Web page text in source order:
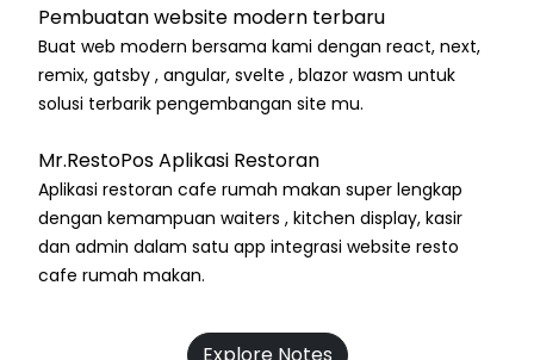
Pembuatan website modern terbaru
Buat web modern bersama kami dengan react, next,
remix, gatsby , angular, svelte , blazor wasm untuk
solusi terbarik pengembangan site mu.
Mr.RestoPos Aplikasi Restoran
Aplikasi restoran cafe rumah makan super lengkap
dengan kemampuan waiters , kitchen display, kasir
dan admin dalam satu app integrasi website resto
cafe rumah makan.